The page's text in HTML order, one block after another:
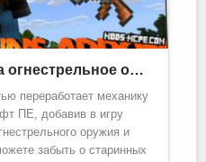
Actual Guns - мод на огнестрельное оружие 1.20, 1.19
переработает механику
ПЕ, добавив в игру
оружия и
забыть о старинных